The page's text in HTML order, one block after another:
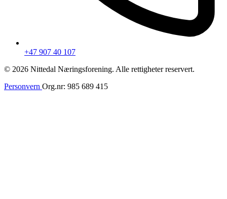
+47 907 40 107
© 2026 Nittedal Næringsforening. Alle rettigheter reservert.
Personvern Org.nr: 985 689 415